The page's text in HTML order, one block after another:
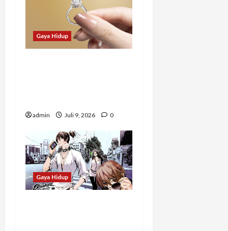
Gaya Hidup
admin Juli 9, 2026 0
Gaya Hidup